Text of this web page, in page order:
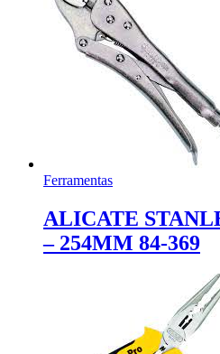
Ferramentas
ALICATE
– 254MM 84-369